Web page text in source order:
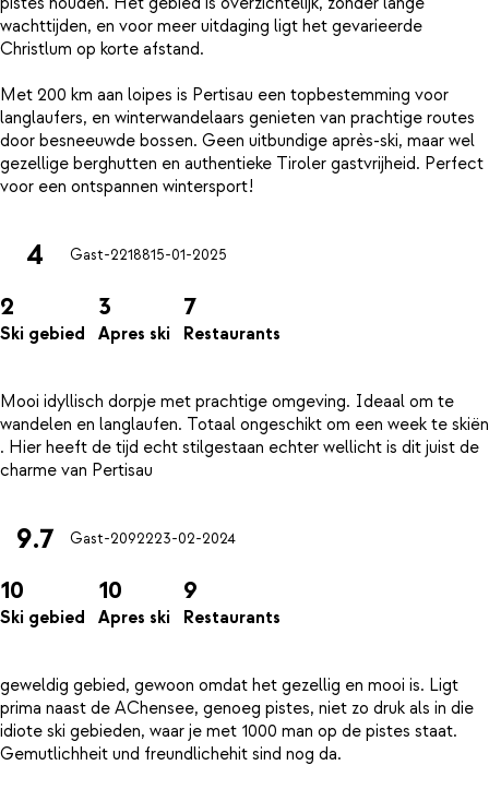
wachttijden, en voor meer uitdaging ligt het gevarieerde
Christlum op korte afstand.
Met 200 km aan loipes is Pertisau een topbestemming voor
langlaufers, en winterwandelaars genieten van prachtige routes
door besneeuwde bossen. Geen uitbundige après-ski, maar wel
gezellige berghutten en authentieke Tiroler gastvrijheid. Perfect
4 Gast-2218815-01-2025
2
Ski gebied
3
Apres ski
7
Restaurants
Mooi idyllisch dorpje met prachtige omgeving. Ideaal om te
wandelen en langlaufen. Totaal ongeschikt om een week te skiën
. Hier heeft de tijd echt stilgestaan echter wellicht is dit juist de
9.7 Gast-2092223-02-2024
10
Ski gebied
10
Apres ski
9
Restaurants
geweldig gebied, gewoon omdat het gezellig en mooi is. Ligt
prima naast de AChensee, genoeg pistes, niet zo druk als in die
idiote ski gebieden, waar je met 1000 man op de pistes staat.
Gemutlichheit und freundlichehit sind nog da.